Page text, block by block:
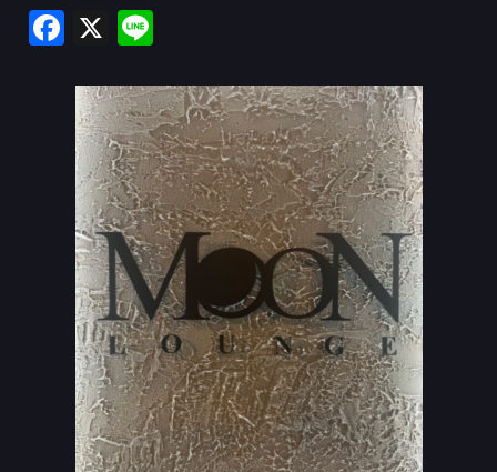
F
c
e
b
o
o
k
X
e